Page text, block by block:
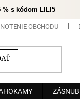
% s kódom LILI5
OBCHODU